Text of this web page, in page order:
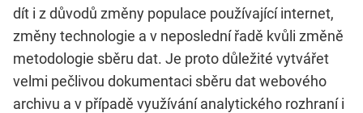
dít i z důvodů změny populace používající internet,
změny technologie a v neposlední řadě kvůli změně
metodologie sběru dat. Je proto důležité vytvářet
velmi pečlivou dokumentaci sběru dat webového
archivu a v případě využívání analytického rozhraní i